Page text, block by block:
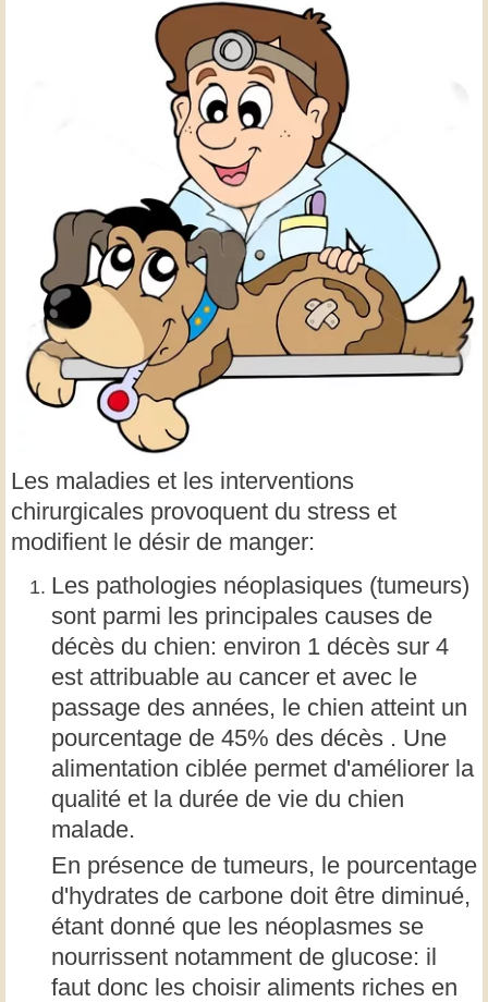
Les maladies et les interventions
chirurgicales provoquent du stress et
modifient le désir de manger:
Les pathologies néoplasiques (tumeurs)
sont parmi les principales causes de
décès du chien: environ 1 décès sur 4
est attribuable au cancer et avec le
passage des années, le chien atteint un
pourcentage de 45% des décès . Une
alimentation ciblée permet d'améliorer la
qualité et la durée de vie du chien
malade.
En présence de tumeurs, le pourcentage
d'hydrates de carbone doit être diminué,
étant donné que les néoplasmes se
nourrissent notamment de glucose: il
faut donc les choisir aliments riches en